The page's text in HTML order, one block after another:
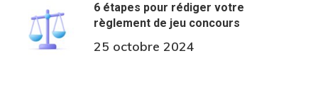
6 étapes pour rédiger votre
règlement de jeu concours
25 octobre 2024